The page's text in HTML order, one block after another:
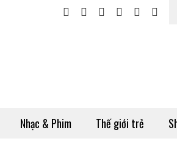
Nhạc & Phim Thế giới trẻ